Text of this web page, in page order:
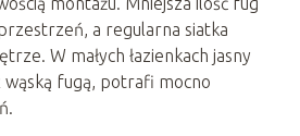
a regularna siatka
W małych łazienkach jasny
wąską fugą, potrafi mocno